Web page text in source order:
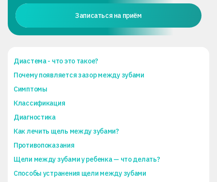
Записаться на приём
Диастема - что это такое?
Почему появляется зазор между зубами
Симптомы
Классификация
Диагностика
Как лечить щель между зубами?
Противопоказания
Щели между зубами у ребенка — что делать?
Способы устранения щели между зубами